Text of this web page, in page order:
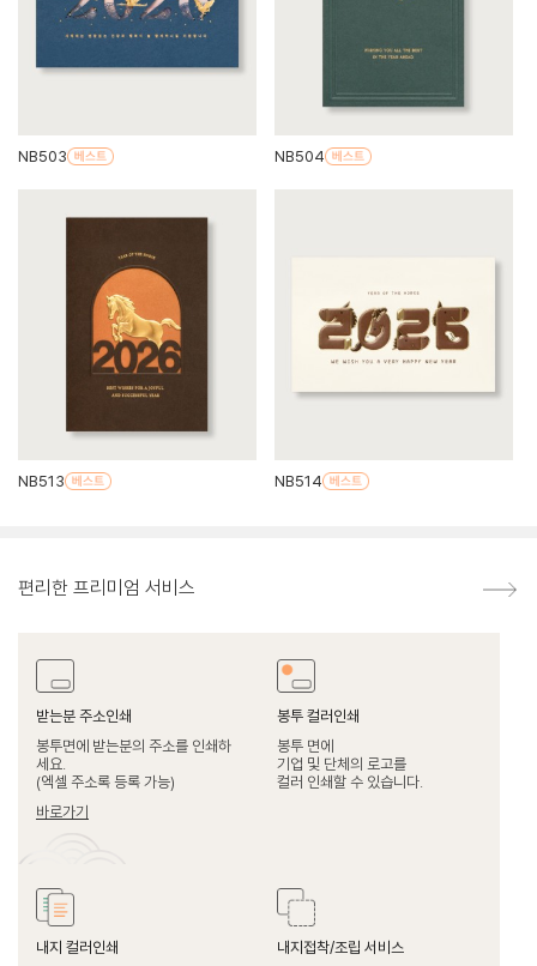
NB503 NB504
NB513 NB514
편리한 프리미엄 서비스
받는분 주소인쇄
봉투면에 받는분의 주소를 인쇄하
세요.
(엑셀 주소록 등록 가능)
바로가기
봉투 컬러인쇄
봉투 면에
기업 및 단체의 로고를
컬러 인쇄할 수 있습니다.
내지 컬러인쇄
내지접착/조립 서비스